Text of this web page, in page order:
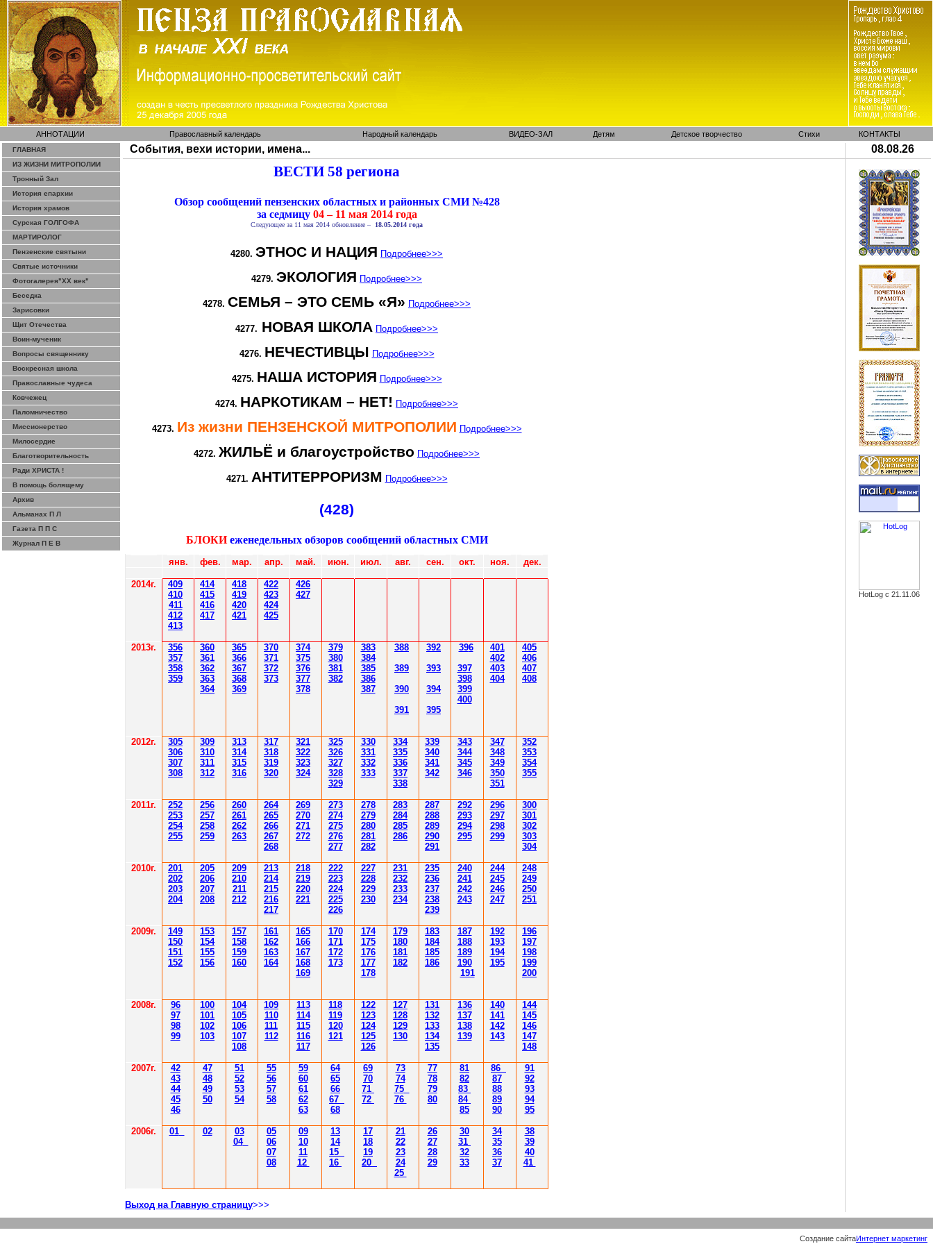
АННОТАЦИИ Православный календарь Народный календарь ВИДЕО-ЗАЛ Детям Детское творчество Стихи КОНТАКТЫ
ГЛАВНАЯ
ИЗ ЖИЗНИ МИТРОПОЛИИ
Тронный Зал
История епархии
История храмов
Сурская ГОЛГОФА
МАРТИРОЛОГ
Пензенские святыни
Святые источники
Фотогалерея"ХХ век"
Беседка
Зарисовки
Щит Отечества
Воин-мученик
Вопросы священнику
Воскресная школа
Православные чудеса
Ковчежец
Паломничество
Миссионерство
Милосердие
Благотворительность
Ради ХРИСТА !
В помощь болящему
Архив
Альманах П Л
Газета П П С
Журнал П Е В
События, вехи истории, имена... 08.08.26
ВЕСТИ 58 региона
Обзор сообщений пензенских областных и районных СМИ №428
за седмицу04 – 11 мая 2014 года
Следующее за 11 мая 2014 обновление – 18.05.2014 года
4280. ЭТНОС И НАЦИЯ Подробнее>>>
4279. ЭКОЛОГИЯ Подробнее>>>
4278. СЕМЬЯ – ЭТО СЕМЬ «Я» Подробнее>>>
4277. НОВАЯ ШКОЛА Подробнее>>>
4276. НЕЧЕСТИВЦЫ Подробнее>>>
4275. НАША ИСТОРИЯ Подробнее>>>
4274. НАРКОТИКАМ – НЕТ! Подробнее>>>
4273. Из жизни ПЕНЗЕНСКОЙ МИТРОПОЛИИ Подробнее>>>
4272. ЖИЛЬЁ и благоустройство Подробнее>>>
4271. АНТИТЕРРОРИЗМ Подробнее>>>
(428)
БЛОКИ еженедельных обзоров сообщений областных СМИ
янв. фев. мар. апр. май. июн. июл. авг. сен. окт. ноя. дек.
2014г. 409
410
411
412
413
414
415
416
417
418
419
420
421
422
423
424
425
426
427
2013г.
356
357
358
359
360
361
362
363
364
365
366
367
368
369
370
371
372
373
374
375
376
377
378
379
380
381
382
383
384
385
386
387
388
389
390
391
392
393
394
395
396
397
398
399
400
401
402
403
404
405
406
407
408
2012г. 305
306
307
308
309
310
311
312
313
314
315
316
317
318
319
320
321
322
323
324
325
326
327
328
329
330
331
332
333
334
335
336
337
338
339
340
341
342
343
344
345
346
347
348
349
350
351
352
353
354
355
2011г.
252
253
254
255
256
257
258
259
260
261
262
263
264
265
266
267
268
269
270
271
272
273
274
275
276
277
278
279
280
281
282
283
284
285
286
287
288
289
290
291
292
293
294
295
296
297
298
299
300
301
302
303
304
2010г.
201
202
203
204
205
206
207
208
209
210
211
212
213
214
215
216
217
218
219
220
221
222
223
224
225
226
227
228
229
230
231
232
233
234
235
236
237
238
239
240
241
242
243
244
245
246
247
248
249
250
251
2009г.
149
150
151
152
153
154
155
156
157
158
159
160
161
162
163
164
165
166
167
168
169
170
171
172
173
174
175
176
177
178
179
180
181
182
183
184
185
186
187
188
189
190
191
192
193
194
195
196
197
198
199
200
2008г.
96
97
98
99
100
101
102
103
104
105
106
107
108
109
110
111
112
113
114
115
116
117
118
119
120
121
122
123
124
125
126
127
128
129
130
131
132
133
134
135
136
137
138
139
140
141
142
143
144
145
146
147
148
2007г.
42
43
44
45
46
47
48
49
50
51
52
53
54
55
56
57
58
59
60
61
62
63
64
65
66
67
68
69
70
71
72
73
74
75
76
77
78
79
80
81
82
83
84
85
86
87
88
89
90
91
92
93
94
95
2006г. 01 02
03
04
05
06
07
08
09
10
11
12
13
14
15
16
17
18
19
20
21
22
23
24
25
26
27
28
29
30
31
32
33
34
35
36
37
38
39
40
41
Выход на Главную страницу>>>
HotLog с 21.11.06
Создание сайтаИнтернет маркетинг